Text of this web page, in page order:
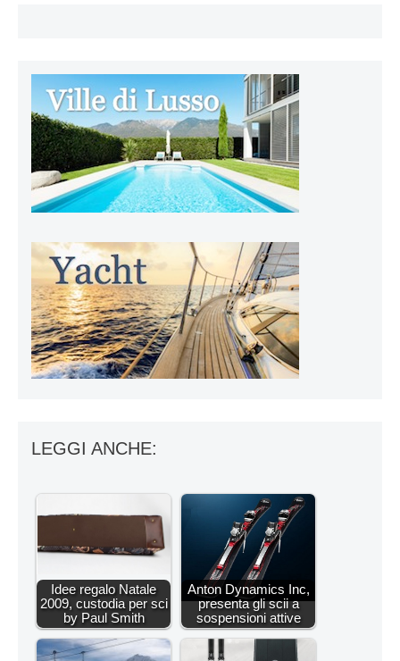
LEGGI ANCHE:
Idee regalo Natale
2009, custodia per sci
by Paul Smith
Anton Dynamics Inc,
presenta gli scii a
sospensioni attive